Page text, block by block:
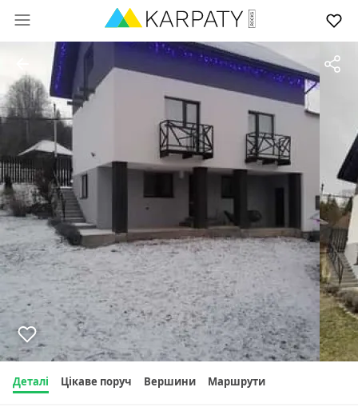
Деталі Цікаве поруч Вершини Маршрути